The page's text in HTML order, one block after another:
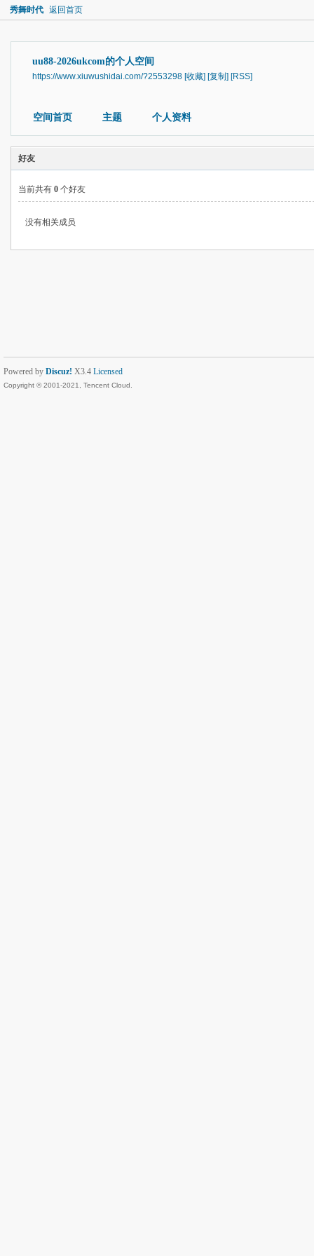
秀舞时代 返回首页
uu88-2026ukcom的个人空间
https://www.xiuwushidai.com/?2553298 [收藏] [复制] [RSS]
空间首页 主题 个人资料
好友
当前共有 0 个好友
没有相关成员
Powered by Discuz! X3.4 Licensed
Copyright © 2001-2021, Tencent Cloud.